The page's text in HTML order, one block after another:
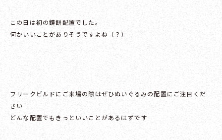
この日は初の鏡餅配置でした。
何かいいことがありそうですよね（？）
フリークビルドにご来場の際はぜひぬいぐるみの配置にご注目くだ
さい
どんな配置でもきっといいことがあるはずです